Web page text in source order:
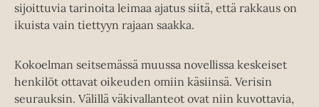
sijoittuvia tarinoita leimaa ajatus siitä, että rakkaus on
ikuista vain tiettyyn rajaan saakka.
Kokoelman seitsemässä muussa novellissa keskeiset
henkilöt ottavat oikeuden omiin käsiinsä. Verisin
seurauksin. Välillä väkivallanteot ovat niin kuvottavia,